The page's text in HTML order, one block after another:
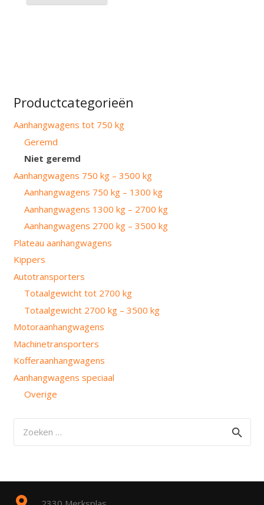
Productcategorieën
Aanhangwagens tot 750 kg
Geremd
Niet geremd
Aanhangwagens 750 kg – 3500 kg
Aanhangwagens 750 kg – 1300 kg
Aanhangwagens 1300 kg – 2700 kg
Aanhangwagens 2700 kg – 3500 kg
Plateau aanhangwagens
Kippers
Autotransporters
Totaalgewicht tot 2700 kg
Totaalgewicht 2700 kg – 3500 kg
Motoraanhangwagens
Machinetransporters
Kofferaanhangwagens
Aanhangwagens speciaal
Overige